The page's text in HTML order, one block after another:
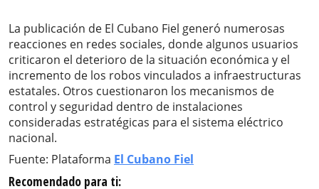
La publicación de El Cubano Fiel generó numerosas
reacciones en redes sociales, donde algunos usuarios
criticaron el deterioro de la situación económica y el
incremento de los robos vinculados a infraestructuras
estatales. Otros cuestionaron los mecanismos de
control y seguridad dentro de instalaciones
consideradas estratégicas para el sistema eléctrico
nacional.
Fuente: Plataforma El Cubano Fiel
Recomendado para ti: